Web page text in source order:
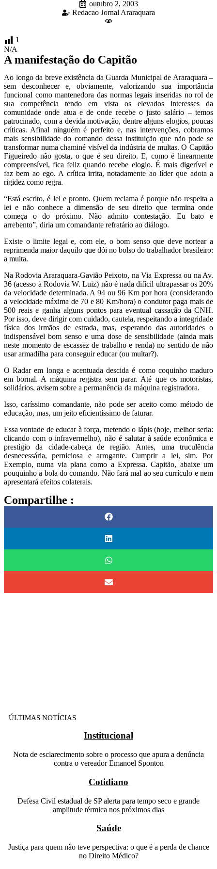
outubro 2, 2003
Redacao Jornal Araraquara
1
N/A
A manifestação do Capitão
Ao longo da breve existência da Guarda Municipal de Araraquara –
sem desconhecer e, obviamente, valorizando sua importância
funcional como mantenedora das normas legais inseridas no rol de
sua competência tendo em vista os elevados interesses da
comunidade onde atua e de onde recebe o justo salário – temos
patrocinado, com a devida motivação, dentre alguns elogios, poucas
críticas. Afinal ninguém é perfeito e, nas intervenções, cobramos
mais sensibilidade do comando dessa instituição que não pode se
transformar numa chaminé visível da indústria de multas. O Capitão
Figueiredo não gosta, o que é seu direito. E, como é linearmente
compreensível, fica feliz quando recebe elogio. É mais digerível e
faz bem ao ego. A crítica irrita, notadamente ao líder que adota a
rigidez como regra.
“Está escrito, é lei e pronto. Quem reclama é porque não respeita a
lei e não conhece a dimensão de seu direito que termina onde
começa o do próximo. Não admito contestação. Eu bato e
arrebento”, diria um comandante refratário ao diálogo.
Existe o limite legal e, com ele, o bom senso que deve nortear a
reprimenda maior daquilo que dói no bolso do trabalhador brasileiro:
a multa.
Na Rodovia Araraquara-Gavião Peixoto, na Via Expressa ou na Av.
36 (acesso à Rodovia W. Luiz) não é nada difícil ultrapassar os 20%
da velocidade determinada. A 94 ou 96 Km por hora (considerando
a velocidade máxima de 70 e 80 Km/hora) o condutor paga mais de
500 reais e ganha alguns pontos para eventual cassação da CNH.
Por isso, deve dirigir com cuidado, cautela, respeitando a integridade
física dos irmãos de estrada, mas, esperando das autoridades o
indispensável bom senso e uma dose de sensibilidade (ainda mais
neste momento de escassez de trabalho e renda) no sentido de não
usar armadilha para conseguir educar (ou multar?).
O Radar em longa e acentuada descida é como coquinho maduro
em bornal. A máquina registra sem parar. Até que os motoristas,
solidários, avisem sobre a permanência da máquina registradora.
Isso, caríssimo comandante, não pode ser aceito como método de
educação, mas, um jeito eficientíssimo de faturar.
Essa vontade de educar à força, metendo o lápis (hoje, melhor seria:
clicando com o infravermelho), não é salutar à saúde econômica e
prestígio da cidade-cabeça de região. Antes, uma truculência
desnecessária, perniciosa e arrogante. Cumprir a lei, sim. Por
Exemplo, numa via plana como a Expressa. Capitão, abaixe um
pouquinho a bola do comando. Não fará mal ao seu currículo e nem
apresentará efeitos colaterais.
Compartilhe :
ÚLTIMAS NOTÍCIAS
Institucional
Nota de esclarecimento sobre o processo que apura a denúncia
contra o vereador Emanoel Sponton
Cotidiano
Defesa Civil estadual de SP alerta para tempo seco e grande
amplitude térmica nos próximos dias
Saúde
Justiça para quem não teve perspectiva: o que é a perda de chance
no Direito Médico?